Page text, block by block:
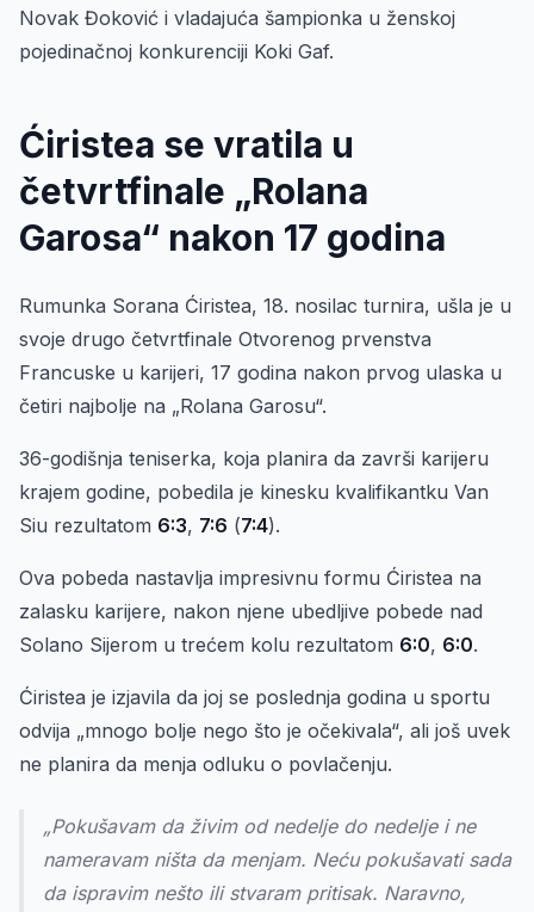
Novak Đoković i vladajuća šampionka u ženskoj
pojedinačnoj konkurenciji Koki Gaf.
Ćiristea se vratila u
četvrtfinale „Rolana
Garosa“ nakon 17 godina
Rumunka Sorana Ćiristea, 18. nosilac turnira, ušla je u
svoje drugo četvrtfinale Otvorenog prvenstva
Francuske u karijeri, 17 godina nakon prvog ulaska u
četiri najbolje na „Rolana Garosu“.
36-godišnja teniserka, koja planira da završi karijeru
krajem godine, pobedila je kinesku kvalifikantku Van
Siu rezultatom 6:3, 7:6 (7:4).
Ova pobeda nastavlja impresivnu formu Ćiristea na
zalasku karijere, nakon njene ubedljive pobede nad
Solano Sijerom u trećem kolu rezultatom 6:0, 6:0.
Ćiristea je izjavila da joj se poslednja godina u sportu
odvija „mnogo bolje nego što je očekivala“, ali još uvek
ne planira da menja odluku o povlačenju.
„Pokušavam da živim od nedelje do nedelje i ne
nameravam ništa da menjam. Neću pokušavati sada
da ispravim nešto ili stvaram pritisak. Naravno,